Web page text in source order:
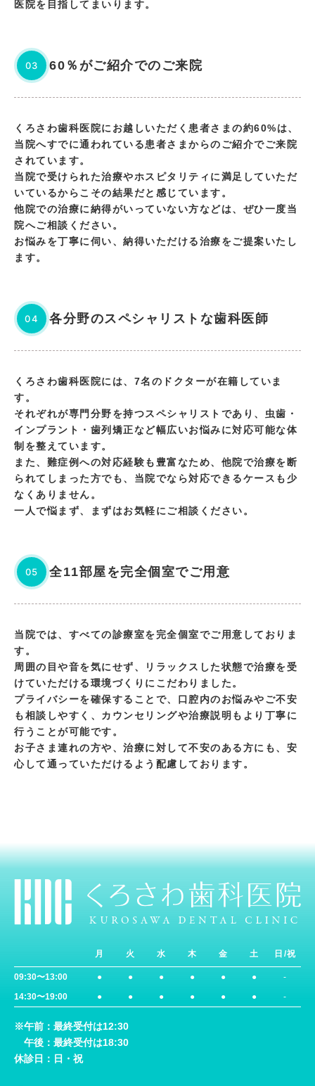
医院を目指してまいります。
03 60％がご紹介でのご来院
くろさわ歯科医院にお越しいただく患者さまの約60%は、
当院へすでに通われている患者さまからのご紹介でご来院
されています。
当院で受けられた治療やホスピタリティに満足していただ
いているからこその結果だと感じています。
他院での治療に納得がいっていない方などは、ぜひ一度当
院へご相談ください。
お悩みを丁寧に伺い、納得いただける治療をご提案いたし
ます。
04 各分野のスペシャリストな歯科医師
くろさわ歯科医院には、7名のドクターが在籍していま
す。
それぞれが専門分野を持つスペシャリストであり、虫歯・
インプラント・歯列矯正など幅広いお悩みに対応可能な体
制を整えています。
また、難症例への対応経験も豊富なため、他院で治療を断
られてしまった方でも、当院でなら対応できるケースも少
なくありません。
一人で悩まず、まずはお気軽にご相談ください。
05 全11部屋を完全個室でご用意
当院では、すべての診療室を完全個室でご用意しておりま
す。
周囲の目や音を気にせず、リラックスした状態で治療を受
けていただける環境づくりにこだわりました。
プライバシーを確保することで、口腔内のお悩みやご不安
も相談しやすく、カウンセリングや治療説明もより丁寧に
行うことが可能です。
お子さま連れの方や、治療に対して不安のある方にも、安
心して通っていただけるよう配慮しております。
月 火 水 木 金 土 日/祝
09:30〜13:00 ● ● ● ● ● ●
-
14:30〜19:00
● ● ● ● ● ● -
※午前：最終受付は12:30
午後：最終受付は18:30
休診日：日・祝